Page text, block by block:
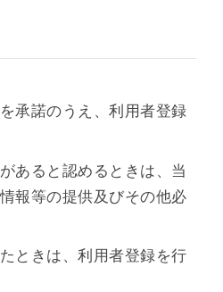
承諾のうえ、利用者登録
あると認めるときは、当
報等の提供及びその他必
ときは、利用者登録を行